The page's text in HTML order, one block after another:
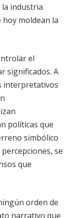
la industria
moldean la
el
significados. A
interpretativos
políticas que
simbólico
se
que
orden de
narrativo que